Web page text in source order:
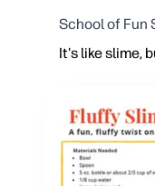
School of Fun
It's like slime,